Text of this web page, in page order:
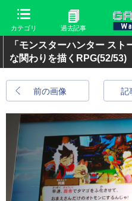
カテゴリ 過去記事
「モンスターハンター ス
な関わりを描くRPG(52/53)
前の画像 記